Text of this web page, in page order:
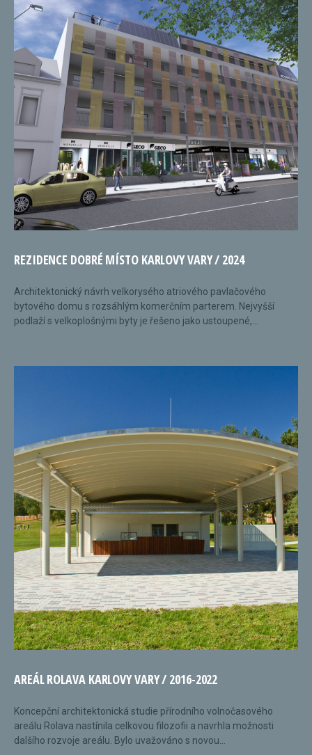
REZIDENCE DOBRÉ MÍSTO KARLOVY VARY / 2024
Architektonický návrh velkorysého atriového pavlačového
bytového domu s rozsáhlým komerčním parterem. Nejvyšší
podlaží s velkoplošnými byty je řešeno jako ustoupené,...
AREÁL ROLAVA KARLOVY VARY / 2016-2022
Koncepční architektonická studie přírodního volnočasového
areálu Rolava nastínila celkovou filozofii a navrhla možnosti
dalšího rozvoje areálu. Bylo uvažováno s novou...